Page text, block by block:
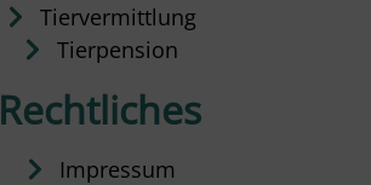
Tiervermittlung
Tierpension
Rechtliches
Impressum